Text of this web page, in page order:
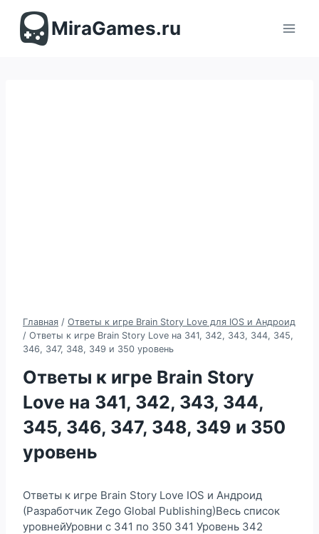
содержимомуMiraGames.ru
Главная / Ответы к игре Brain Story Love для IOS и Андроид
/ Ответы к игре Brain Story Love на 341, 342, 343, 344, 345,
346, 347, 348, 349 и 350 уровень
Ответы к игре Brain Story
Love на 341, 342, 343, 344,
345, 346, 347, 348, 349 и 350
уровень
Ответы к игре Brain Story Love IOS и Андроид
(Разработчик Zego Global Publishing)Весь список
уровнейУровни с 341 по 350 341 Уровень 342